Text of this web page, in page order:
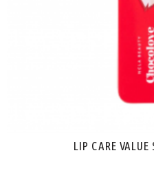
LIP CARE VALUE